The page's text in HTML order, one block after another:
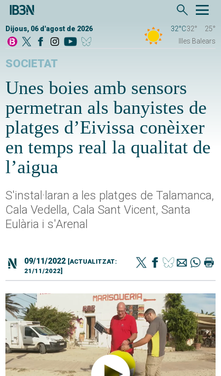
Dijous, 06 d'agost de 2026 32°C32°
25°
Illes Balears
SOCIETAT
Unes boies amb sensors
permetran als banyistes de
platges d’Eivissa conèixer
en temps real la qualitat de
l’aigua
S'instal·laran a les platges de Talamanca,
Cala Vedella, Cala Sant Vicent, Santa
Eulària i s'Arenal
09/11/2022 [ACTUALITZAT:
21/11/2022]